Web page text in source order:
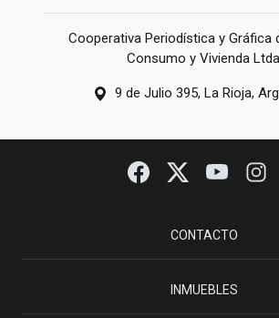
Cooperativa Periodística y Gráfica
Consumo y Vivienda
9 de Julio 395, La Rioja,
CONTACTO
INMUEBLES